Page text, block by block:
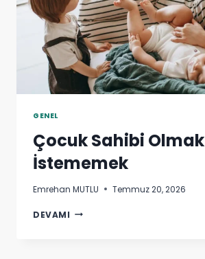
GENEL
Çocuk Sahibi Olmak
İstememek
Emrehan MUTLU Temmuz 20, 2026
DEVAMI ÇOCUK